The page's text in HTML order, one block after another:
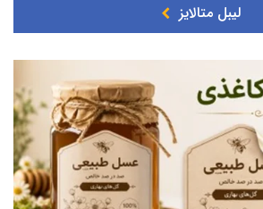
لیبل متالایز